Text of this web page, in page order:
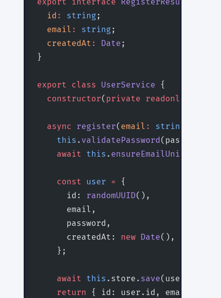
  id
: string ;
  email
: string ;
  createdAt
: Date ;
}
export class UserService {
  constructor
( private readonly
  async
register( email : string
    this
. validatePassword(password);
    await
this . ensureEmailUnique
    const
user = {
      id:
randomUUID(),
      email,
      password,
      createdAt:
new Date(),
    };
    await
this .store. save(user);
    return
{ id: user.id, email: